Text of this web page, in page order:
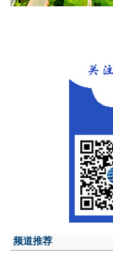
频道推荐